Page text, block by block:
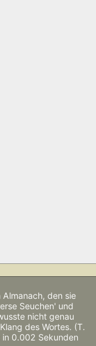
den sie
Seuchen' und
nicht genau
des Wortes. (T.
0.002 Sekunden